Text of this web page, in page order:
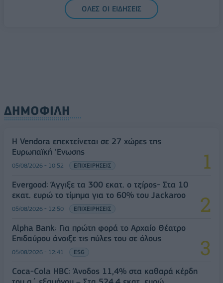
ΟΛΕΣ ΟΙ ΕΙΔΗΣΕΙΣ
ΔΗΜΟΦΙΛΗ
Η Vendora επεκτείνεται σε 27 χώρες της
Ευρωπαϊκή 'Ενωσης
05/08/2026 - 10:52 ΕΠΙΧΕΙΡΗΣΕΙΣ
Evergood: Άγγιξε τα 300 εκατ. ο τζίρος- Στα 10
εκατ. ευρώ το τίμημα για το 60% του Jackaroo
05/08/2026 - 12:50 ΕΠΙΧΕΙΡΗΣΕΙΣ
Alpha Bank: Για πρώτη φορά το Αρχαίο Θέατρο
Επιδαύρου άνοιξε τις πύλες του σε όλους
05/08/2026 - 12:41 ESG
Coca-Cola HBC: Άνοδος 11,4% στα καθαρά κέρδη